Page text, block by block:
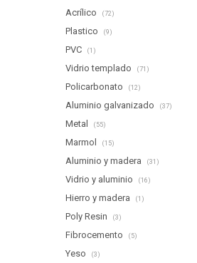
Acrílico (72)
Plastico (9)
PVC (1)
Vidrio templado (71)
Policarbonato (12)
Aluminio galvanizado (37)
Metal (55)
Marmol (15)
Aluminio y madera (31)
Vidrio y aluminio (16)
Hierro y madera (1)
Poly Resin (3)
Fibrocemento (5)
Yeso (3)